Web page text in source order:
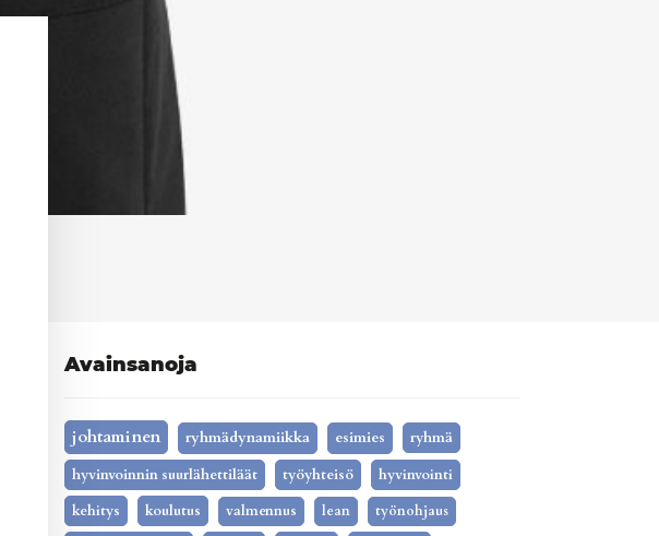
Avainsanoja
johtaminen ryhmädynamiikka esimies
ryhmä
hyvinvoinnin suurlähettiläät
työyhteisö
hyvinvointi
kehitys
koulutus valmennus lean
työnohjaus